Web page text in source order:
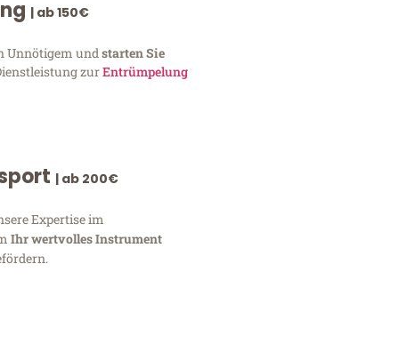
| ab 150€
Unnötigem und starten Sie
zurEntrümpelung
| ab 200€
Expertise im
Ihr wertvolles Instrument